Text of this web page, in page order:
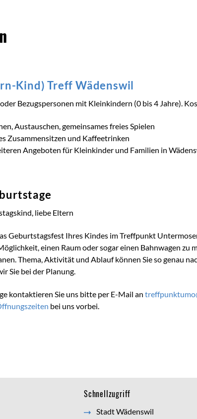
Kind) Treff Wädenswil
Bezugspersonen mit Kleinkindern (0 bis 4 Jahre).
Austauschen, gemeinsames freies Spielen
Zusammensitzen und Kaffeetrinken
Angeboten für Kleinkinder und Familien in
liebe Eltern
Geburtstagsfest Ihres Kindes im Treffpunkt
einen Raum oder sogar einen Bahnwagen zu
Thema, Aktivität und Ablauf können Sie so genau
Sie bei der Planung.
kontaktieren Sie uns bitte per E-Mail an
bei uns vorbei.
Schnellzugriff
Stadt Wädenswil